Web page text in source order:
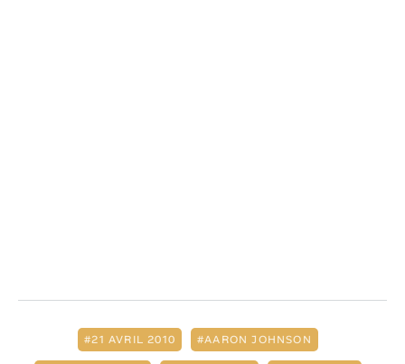
21 AVRIL 2010 AARON JOHNSON